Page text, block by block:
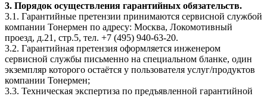
3. Порядок осуществления гарантийных обязательств.
3.1. Гарантийные претензии принимаются сервисной службой
компании Тонермен по адресу: Москва, Локомотивный
проезд, д.21, стр.5, тел. +7 (495) 940-63-20.
3.2. Гарантийная претензия оформляется инженером
сервисной службы письменно на специальном бланке, один
экземпляр которого остаётся у пользователя услуг/продуктов
компании Тонермен;
3.3. Техническая экспертиза по предъявленной гарантийной